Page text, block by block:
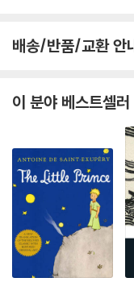
배송/반품/교환 안
이 분야 베스트셀러